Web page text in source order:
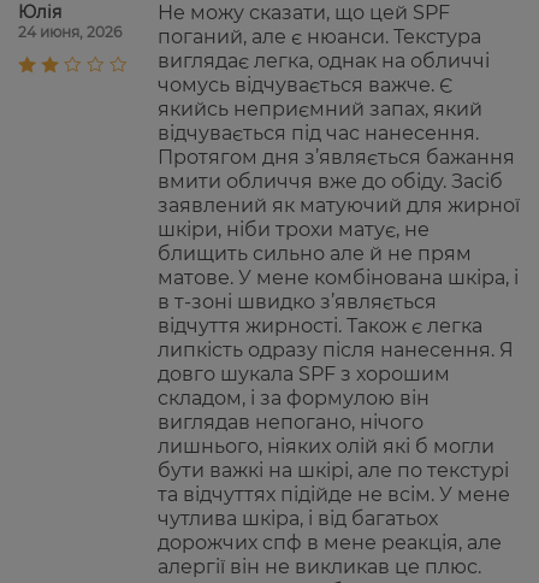
Юлія
24 июня, 2026
Не можу сказати, що цей SPF
поганий, але є нюанси. Текстура
виглядає легка, однак на обличчі
чомусь відчувається важче. Є
якийсь неприємний запах, який
відчувається під час нанесення.
Протягом дня з’являється бажання
вмити обличчя вже до обіду. Засіб
заявлений як матуючий для жирної
шкіри, ніби трохи матує, не
блищить сильно але й не прям
матове. У мене комбінована шкіра, і
в т-зоні швидко з’являється
відчуття жирності. Також є легка
липкість одразу після нанесення. Я
довго шукала SPF з хорошим
складом, і за формулою він
виглядав непогано, нічого
лишнього, ніяких олій які б могли
бути важкі на шкірі, але по текстурі
та відчуттях підійде не всім. У мене
чутлива шкіра, і від багатьох
дорожчих спф в мене реакція, але
алергії він не викликав це плюс.